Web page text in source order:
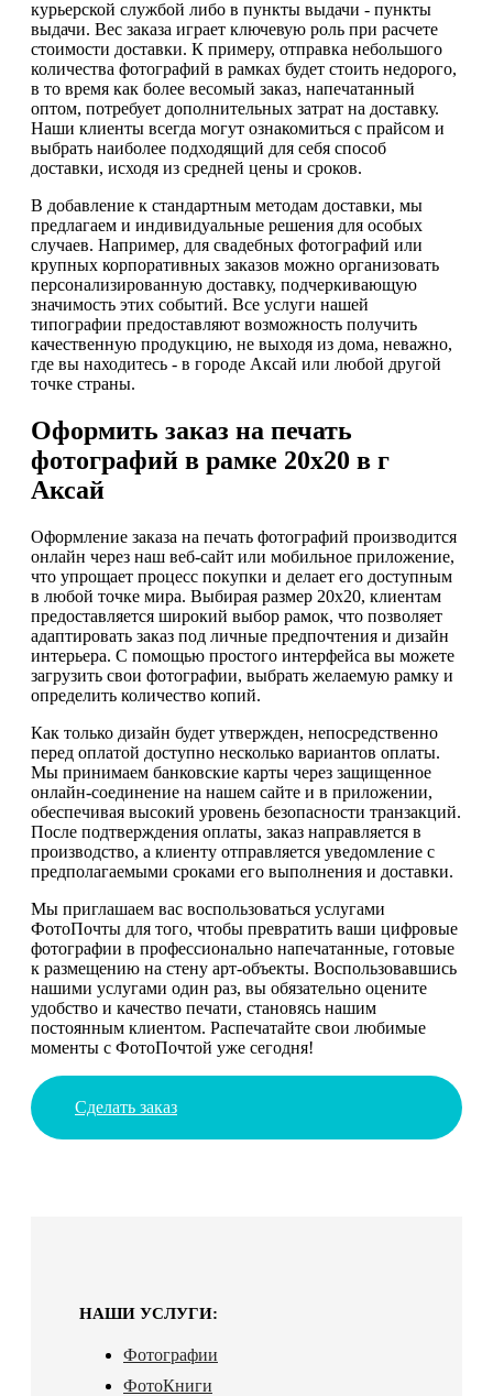
курьерской службой либо в пункты выдачи - пункты
выдачи. Вес заказа играет ключевую роль при расчете
стоимости доставки. К примеру, отправка небольшого
количества фотографий в рамках будет стоить недорого,
в то время как более весомый заказ, напечатанный
оптом, потребует дополнительных затрат на доставку.
Наши клиенты всегда могут ознакомиться с прайсом и
выбрать наиболее подходящий для себя способ
доставки, исходя из средней цены и сроков.
В добавление к стандартным методам доставки, мы
предлагаем и индивидуальные решения для особых
случаев. Например, для свадебных фотографий или
крупных корпоративных заказов можно организовать
персонализированную доставку, подчеркивающую
значимость этих событий. Все услуги нашей
типографии предоставляют возможность получить
качественную продукцию, не выходя из дома, неважно,
где вы находитесь - в городе Аксай или любой другой
точке страны.
Оформить заказ на печать
фотографий в рамке 20х20 в г
Аксай
Оформление заказа на печать фотографий производится
онлайн через наш веб-сайт или мобильное приложение,
что упрощает процесс покупки и делает его доступным
в любой точке мира. Выбирая размер 20х20, клиентам
предоставляется широкий выбор рамок, что позволяет
адаптировать заказ под личные предпочтения и дизайн
интерьера. С помощью простого интерфейса вы можете
загрузить свои фотографии, выбрать желаемую рамку и
определить количество копий.
Как только дизайн будет утвержден, непосредственно
перед оплатой доступно несколько вариантов оплаты.
Мы принимаем банковские карты через защищенное
онлайн-соединение на нашем сайте и в приложении,
обеспечивая высокий уровень безопасности транзакций.
После подтверждения оплаты, заказ направляется в
производство, а клиенту отправляется уведомление с
предполагаемыми сроками его выполнения и доставки.
Мы приглашаем вас воспользоваться услугами
ФотоПочты для того, чтобы превратить ваши цифровые
фотографии в профессионально напечатанные, готовые
к размещению на стену арт-объекты. Воспользовавшись
нашими услугами один раз, вы обязательно оцените
удобство и качество печати, становясь нашим
постоянным клиентом. Распечатайте свои любимые
моменты с ФотоПочтой уже сегодня!
Сделать заказ
НАШИ УСЛУГИ:
Фотографии
ФотоКниги